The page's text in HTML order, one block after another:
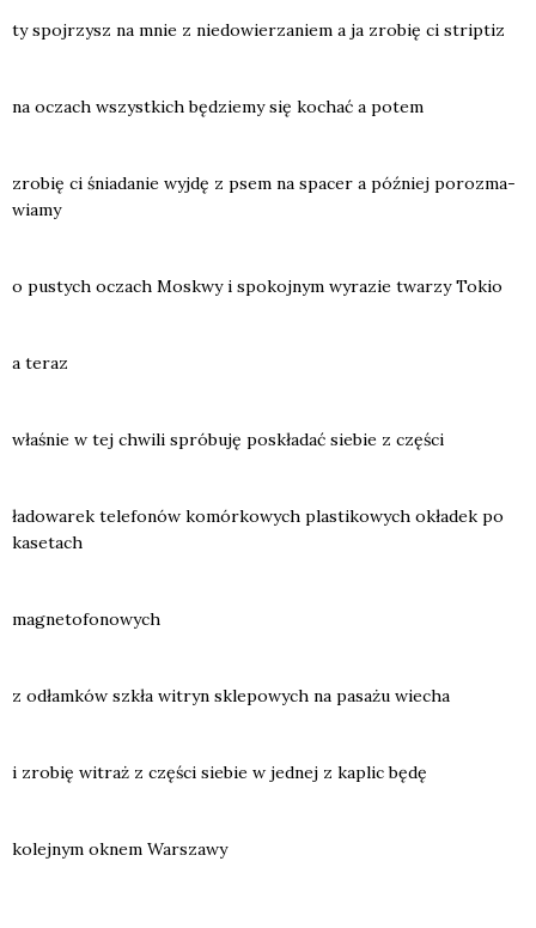
ty spoj­rzysz na mnie z nie­do­wie­rza­niem a ja zro­bię ci strip­tiz
na oczach wszyst­kich będzie­my się kochać a potem
zro­bię ci śnia­da­nie wyj­dę z psem na spa­cer a póź­niej poroz­ma­
wia­my
o pustych oczach Moskwy i spo­koj­nym wyra­zie twa­rzy Tokio
a teraz
wła­śnie w tej chwi­li spró­bu­ję poskła­dać sie­bie z czę­ści
łado­wa­rek tele­fo­nów komór­ko­wych pla­sti­ko­wych okła­dek po
kase­tach
magne­to­fo­no­wych
z odłam­ków szkła witryn skle­po­wych na pasa­żu wie­cha
i zro­bię witraż z czę­ści sie­bie w jed­nej z kaplic będę
kolej­nym oknem War­sza­wy